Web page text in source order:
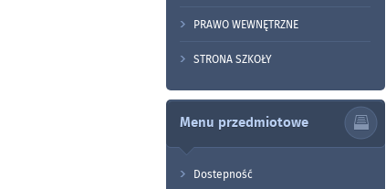
PRAWO WEWNĘTRZNE
STRONA SZKOŁY
Menu przedmiotowe
Dostepność